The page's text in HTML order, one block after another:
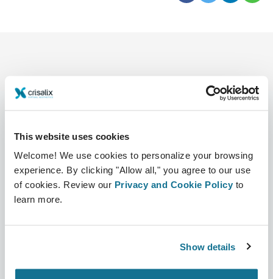
This website uses cookies
Welcome! We use cookies to personalize your browsing
experience. By clicking "Allow all," you agree to our use
of cookies. Review our Privacy and Cookie Policy to
learn more.
Show details
Trabajo
Eventos
Sección Cirujanos
Plataforma 3D de Negocio
Reseñas de pacientes
Customer Stories